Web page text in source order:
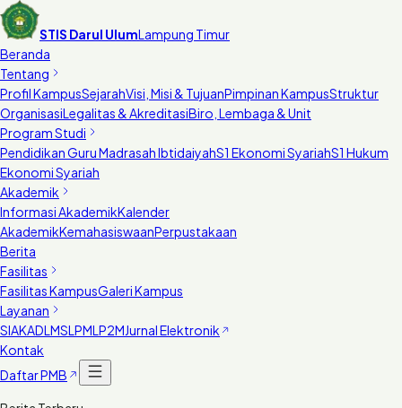
STIS Darul UlumLampung Timur
Beranda
Tentang
Profil KampusSejarahVisi, Misi & TujuanPimpinan KampusStruktur
OrganisasiLegalitas & AkreditasiBiro, Lembaga & Unit
Program Studi
Pendidikan Guru Madrasah IbtidaiyahS1 Ekonomi SyariahS1 Hukum
Ekonomi Syariah
Akademik
Informasi AkademikKalender
AkademikKemahasiswaanPerpustakaan
Berita
Fasilitas
Fasilitas KampusGaleri Kampus
Layanan
SIAKADLMSLPMLP2MJurnal Elektronik
Kontak
Daftar PMB